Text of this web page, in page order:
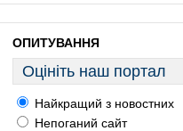
ОПИТУВАННЯ
Оцініть наш портал
Найкращий з новостних
Непоганий сайт